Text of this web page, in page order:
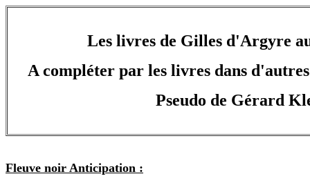
Les livres de Gilles d'Argyre
A compléter par les livres dans
Pseudo de Gérard
Fleuve noir Anticipation :